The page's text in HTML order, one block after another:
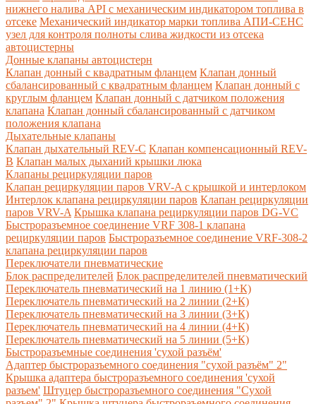
нижнего налива API с механическим индикатором топлива в
отсеке Механический индикатор марки топлива АПИ-СЕНС
узел для контроля полноты слива жидкости из отсека
автоцистерны
Донные клапаны автоцистерн
Клапан донный с квадратным фланцем Клапан донный
сбалансированный с квадратным фланцем Клапан донный с
круглым фланцем Клапан донный с датчиком положения
клапана Клапан донный сбалансированный с датчиком
положения клапана
Дыхательные клапаны
Клапан дыхательный REV-C Клапан компенсационный REV-
B Клапан малых дыханий крышки люка
Клапаны рециркуляции паров
Клапан рециркуляции паров VRV-A с крышкой и интерлоком
Интерлок клапана рециркуляции паров Клапан рециркуляции
паров VRV-A Крышка клапана рециркуляции паров DG-VC
Быстроразъемное соединение VRF 308-1 клапана
рециркуляции паров Быстроразъемное соединение VRF-308-2
клапана рециркуляции паров
Переключатели пневматические
Блок распределителей Блок распределителей пневматический
Переключатель пневматический на 1 линию (1+К)
Переключатель пневматический на 2 линии (2+К)
Переключатель пневматический на 3 линии (3+К)
Переключатель пневматический на 4 линии (4+К)
Переключатель пневматический на 5 линии (5+К)
Быстроразъемные соединения 'сухой разъём'
Адаптер быстроразъемного соединения "сухой разъём" 2"
Крышка адаптера быстроразъемного соединения 'сухой
разъем' Штуцер быстроразъемного соединения "Сухой